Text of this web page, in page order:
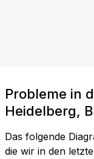
Probleme in
Heidelberg,
Das folgende
die wir in den